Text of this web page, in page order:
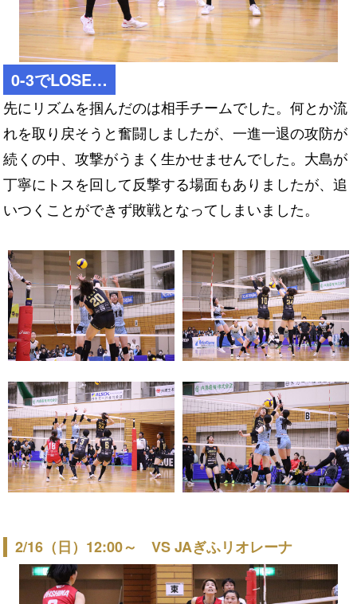
0-3でLOSE…
先にリズムを掴んだのは相手チームでした。何とか流
れを取り戻そうと奮闘しましたが、一進一退の攻防が
続くの中、攻撃がうまく生かせませんでした。大島が
丁寧にトスを回して反撃する場面もありましたが、追
いつくことができず敗戦となってしまいました。
2/16（日）12:00～ VS JAぎふリオレーナ